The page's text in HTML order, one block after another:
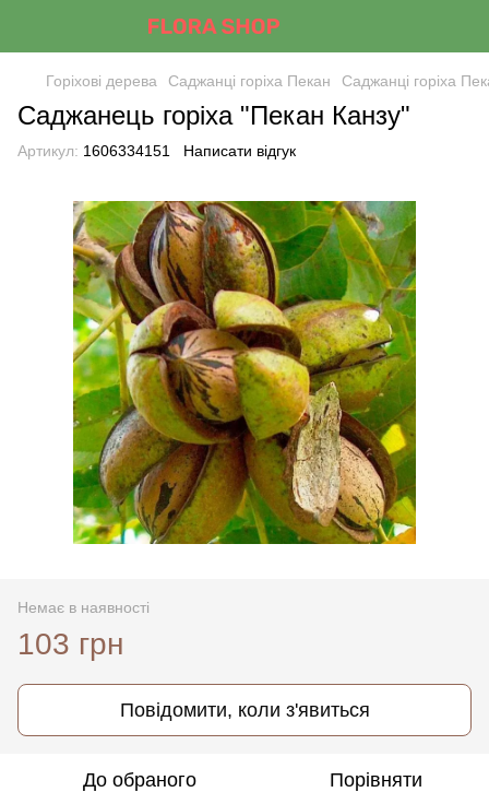
Горіхові дерева Саджанці горіха Пекан Саджанці горіха
Саджанець горіха "Пекан Канзу"
Артикул: 1606334151 Написати відгук
Немає в наявності
103 грн
Повідомити, коли з'явиться
До обраного Порівняти